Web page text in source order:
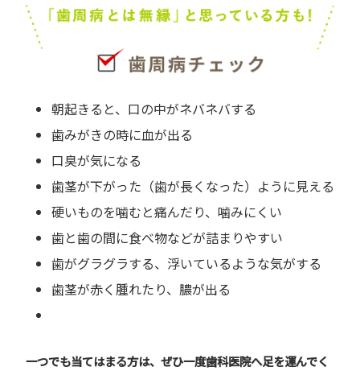
朝起きると、口の中がネバネバする
歯みがきの時に血が出る
口臭が気になる
歯茎が下がった（歯が長くなった）ように見える
硬いものを噛むと痛んだり、噛みにくい
歯と歯の間に食べ物などが詰まりやすい
歯がグラグラする、浮いているような気がする
歯茎が赤く腫れたり、膿が出る
一つでも当てはまる方は、ぜひ一度歯科医院へ足を運んでく